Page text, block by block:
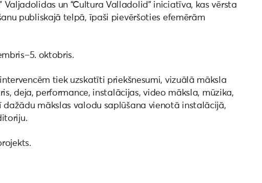
Valjadolidas un “Cultura Valladolid” iniciatīva, kas vērsta
publiskajā telpā, īpaši pievēršoties efemērām
oktobris.
tiek uzskatīti priekšnesumi, vizuālā māksla
deja, performance, instalācijas, video māksla, mūzika,
dažādu mākslas valodu saplūšana vienotā instalācijā,